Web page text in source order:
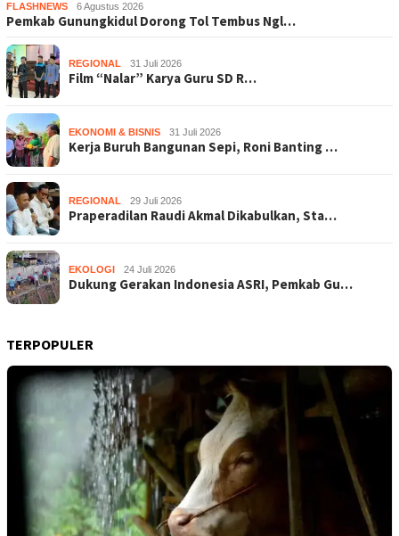
FLASHNEWS 6 Agustus 2026
Pemkab Gunungkidul Dorong Tol Tembus Ngl…
REGIONAL 31 Juli 2026
Film “Nalar” Karya Guru SD R…
EKONOMI & BISNIS 31 Juli 2026
Kerja Buruh Bangunan Sepi, Roni Banting …
REGIONAL 29 Juli 2026
Praperadilan Raudi Akmal Dikabulkan, Sta…
EKOLOGI 24 Juli 2026
Dukung Gerakan Indonesia ASRI, Pemkab Gu…
TERPOPULER